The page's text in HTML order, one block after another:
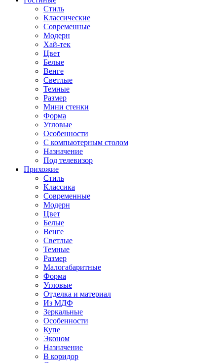
Стиль
Классические
Современные
Модерн
Хай-тек
Цвет
Белые
Венге
Светлые
Темные
Размер
Мини стенки
Форма
Угловые
Особенности
С компьютерным столом
Назначение
Под телевизор
Прихожие
Стиль
Классика
Современные
Модерн
Цвет
Белые
Венге
Светлые
Темные
Размер
Малогабаритные
Форма
Угловые
Отделка и материал
Из МДФ
Зеркальные
Особенности
Купе
Эконом
Назначение
В коридор